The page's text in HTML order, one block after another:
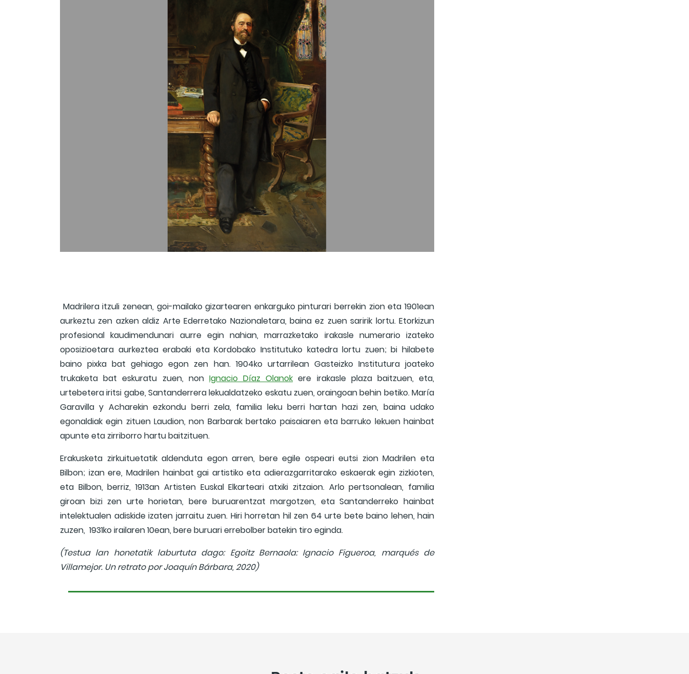
Madrilera itzuli zenean, goi-mailako gizartearen enkarguko pinturari berrekin zion eta 1901ean
aurkeztu zen azken aldiz Arte Ederretako Nazionaletara, baina ez zuen saririk lortu. Etorkizun
profesional kaudimendunari aurre egin nahian, marrazketako irakasle numerario izateko
oposizioetara aurkeztea erabaki eta Kordobako Institutuko katedra lortu zuen; bi hilabete
baino pixka bat gehiago egon zen han. 1904ko urtarrilean Gasteizko Institutura joateko
trukaketa bat eskuratu zuen, non Ignacio Díaz Olanok ere irakasle plaza baitzuen, eta,
urtebetera iritsi gabe, Santanderrera lekualdatzeko eskatu zuen, oraingoan behin betiko. María
Garavilla y Acharekin ezkondu berri zela, familia leku berri hartan hazi zen, baina udako
egonaldiak egin zituen Laudion, non Barbarak bertako paisaiaren eta barruko lekuen hainbat
apunte eta zirriborro hartu baitzituen.
Erakusketa zirkuituetatik aldenduta egon arren, bere egile ospeari eutsi zion Madrilen eta
Bilbon; izan ere, Madrilen hainbat gai artistiko eta adierazgarritarako eskaerak egin zizkioten,
eta Bilbon, berriz, 1913an Artisten Euskal Elkarteari atxiki zitzaion. Arlo pertsonalean, familia
giroan bizi zen urte horietan, bere buruarentzat margotzen, eta Santanderreko hainbat
intelektualen adiskide izaten jarraitu zuen. Hiri horretan hil zen 64 urte bete baino lehen, hain
zuzen, 1931ko irailaren 10ean, bere buruari errebolber batekin tiro eginda.
(Testua lan honetatik laburtuta dago: Egoitz Bernaola: Ignacio Figueroa, marqués de
Villamejor. Un retrato por Joaquín Bárbara, 2020)